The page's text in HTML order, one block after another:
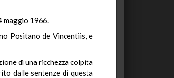
maggio 1966.
Positano de Vincentiis, e
di una ricchezza colpita
dalle sentenze di questa